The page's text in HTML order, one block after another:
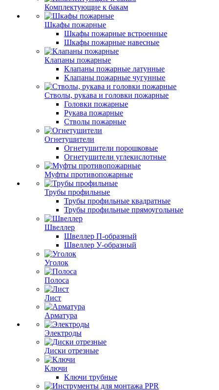
Комплектующие к бакам
Шкафы пожарные
Шкафы пожарные встроенные
Шкафы пожарные навесные
Клапаны пожарные
Клапаны пожарные латунные
Клапаны пожарные чугунные
Стволы, рукава и головки пожарные
Головки пожарные
Рукава пожарные
Стволы пожарные
Огнетушители
Огнетушители порошковые
Огнетушители углекислотные
Муфты противопожарные
Трубы профильные
Трубы профильные квадратные
Трубы профильные прямоугольные
Швеллер
Швеллер П-образный
Швеллер У-образный
Уголок
Полоса
Лист
Арматура
Электроды
Диски отрезные
Ключи
Ключи трубные